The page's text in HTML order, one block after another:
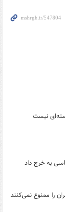
نیست
به خرج داد
را ممنوع نمی‌کنند